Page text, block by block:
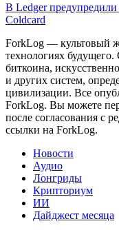
В Ledger
Coldcard
ForkLog — культовый
технологиях
биткоина,
и других систем,
цивилизации. Все
ForkLog. Вы можете
после согласования с
ссылки на ForkLog.
Новости
Аудио
Лонгриды
Крипториум
ИИ
Дайджест месяца